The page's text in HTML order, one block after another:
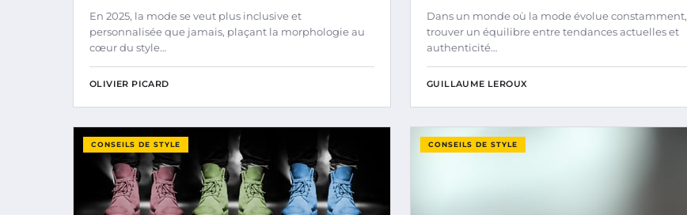
En 2025, la mode se veut plus inclusive et
personnalisée que jamais, plaçant la morphologie au
cœur du style…
OLIVIER PICARD
Dans un monde où la mode évolue constamment,
trouver un équilibre entre tendances actuelles et
authenticité…
GUILLAUME LEROUX
CONSEILS DE STYLE CONSEILS DE STYLE